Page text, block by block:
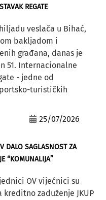
REGATE
veslača u Bihać,
bakljadom i
građana, danas je
51. Internacionalne
- jedne od
turističkih
25/07/2026
DALO SAGLASNOST ZA
“KOMUNALIJA”
OV vijećnici su
kreditno zaduženje JKUP